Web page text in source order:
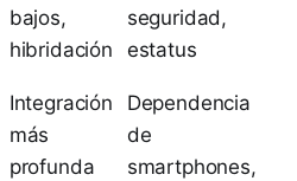
bajos,
hibridación
seguridad,
estatus
Integración
más
profunda
Dependencia
de
smartphones,